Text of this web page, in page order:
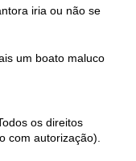
iria ou não se
um boato maluco
os direitos
com autorização).